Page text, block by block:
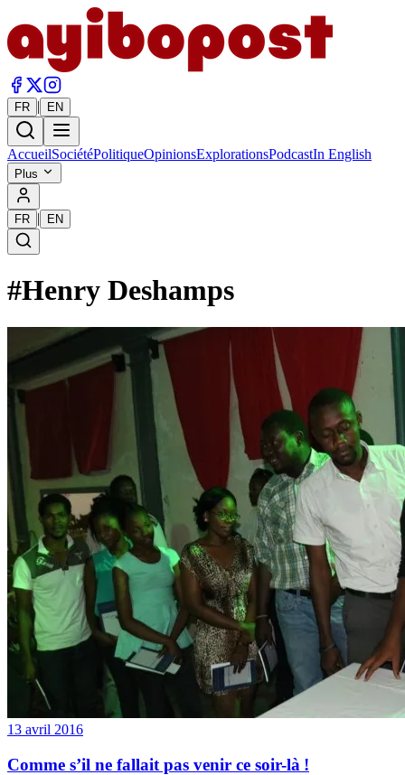
FR | EN
AccueilSociétéPolitiqueOpinionsExplorationsPodcastIn English
Plus
FR | EN
#Henry Deshamps
13 avril 2016
Comme s’il ne fallait pas venir ce soir-là !